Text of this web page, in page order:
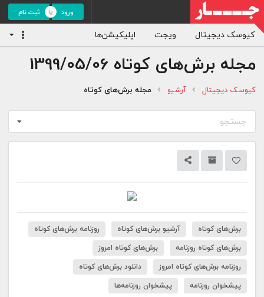
ورود ثبت نام
کیوسک دیجیتال ویجت اپلیکیشن‌ها
مجله برش‌های کوتاه 1399/05/06
کیوسک دیجیتال آرشیو مجله برش‌های کوتاه
جستجو
برش‌های کوتاه آرشیو برش‌های کوتاه
روزنامه برش‌های کوتاه
برش‌های کوتاه روزنامه
برش‌های کوتاه امروز
روزنامه برش‌های کوتاه امروز
دانلود برش‌های کوتاه
پیشخوان روزنامه
پیشخوان روزنامه‌ها